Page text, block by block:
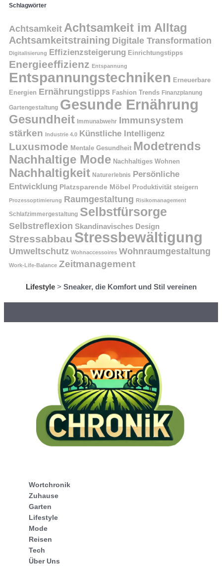
Schlagwörter
Achtsamkeit Achtsamkeit im Alltag
Achtsamkeitstraining Digitale Transformation
Digitalisierung Effizienzsteigerung Einrichtungstipps
Energieeffizienz Entspannung
Entspannungstechniken Erneuerbare
Energien Ernährungstipps Fashion Trends Finanzplanung
Gartengestaltung Gesunde Ernährung
Gesundheit Immunabwehr Immunsystem
stärken Industrie 4.0 Künstliche Intelligenz
Luxusmode Mentale Gesundheit Modetrends
Nachhaltige Mode Nachhaltiges Wohnen
Nachhaltigkeit Naturerlebnis Persönliche
Entwicklung Platzsparende Möbel Produktivität steigern
Prozessoptimierung Raumgestaltung Risikomanagement
Schlafzimmergestaltung Selbstfürsorge
Selbstreflexion Skandinavisches Design
Stressabbau Stressbewältigung
Umweltschutz Wohnaccessoires Wohnraumgestaltung
Work-Life-Balance Zeitmanagement
Lifestyle> Sneaker, die Komfort und Stil vereinen
Wortchronik
Zuhause
Garten
Lifestyle
Mode
Reisen
Tech
Über Uns